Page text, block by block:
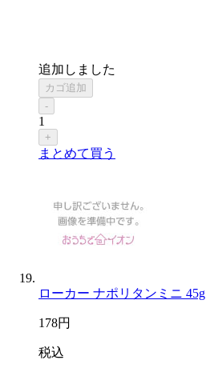
追加しました
カゴ追加
-
1
+
まとめて買う
ローカー ナポリタンミニ 45g
178円
税込